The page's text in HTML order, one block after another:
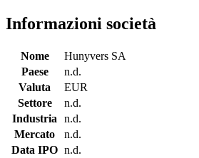
Informazioni società
Nome
Hunyvers SA
Paese
n.d.
Valuta
EUR
Settore
n.d.
Industria
n.d.
Mercato
n.d.
Data IPO n.d.